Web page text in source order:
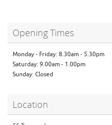
Opening Times
Monday - Friday: 8.30am - 5.30pm
Saturday: 9.00am - 1.00pm
Sunday: Closed
Location